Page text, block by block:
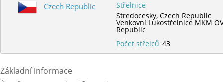
Czech Republic
Střelnice
Stredocesky,Czech Republic
Venkovní Lukostřelnice MKM
Republic
Počet střelců 43
Základní informace